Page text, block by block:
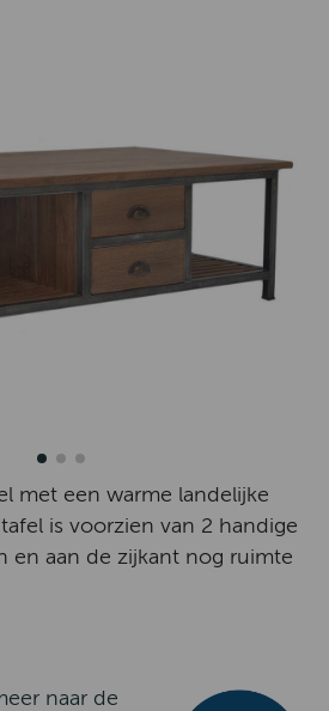
met een warme landelijke
is voorzien van 2 handige
en aan de zijkant nog ruimte
naar de